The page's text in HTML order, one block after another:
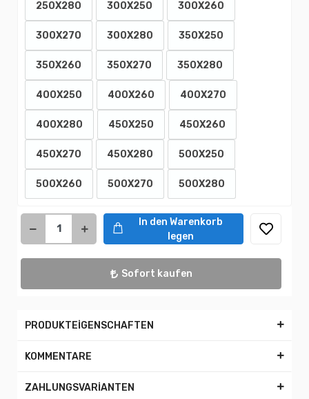
250X280 300X250 300X260
300X270 300X280 350X250
350X260 350X270 350X280
400X250 400X260 400X270
400X280 450X250 450X260
450X270 450X280 500X250
500X260 500X270 500X280
In den Warenkorb
legen
Sofort kaufen
PRODUKTEİGENSCHAFTEN
KOMMENTARE
ZAHLUNGSVARİANTEN